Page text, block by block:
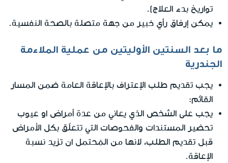
تواريخ بدء العلاج).
يمكن إرفاق رأي خبير من جهة متصلة بالصحة النفسية.
ما بعد السنتين الأوليتين من عملية الملاءمة
الجندرية
يجب تقديم طلب الإعتراف بالإعاقة العامة ضمن المسار
القائم:
يجب على الشخص الذي يعاني من عدة أمراض او عيوب
تحضير المستندات والفحوصات التي تتعلّق بكل الأمراض
قبل تقديم الطلب، لانها من المُحتمل ان تزيد نسبة
الإعاقة.